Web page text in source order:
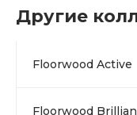
Другие
Floorwood Active
Floorwood